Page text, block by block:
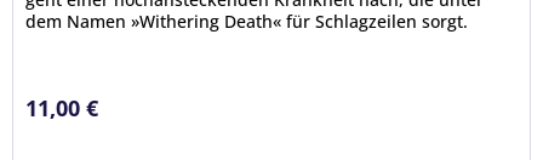
dem Namen »Withering Death« für Schlagzeilen sorgt.
11,00 €